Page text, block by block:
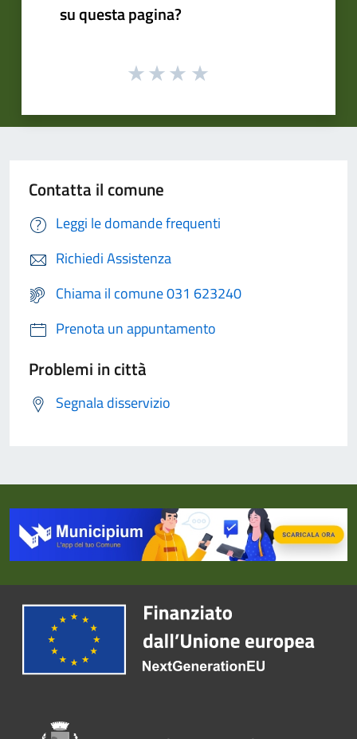
su questa pagina?
Contatta il comune
Leggi le domande frequenti
Richiedi Assistenza
Chiama il comune 031 623240
Prenota un appuntamento
Problemi in città
Segnala disservizio